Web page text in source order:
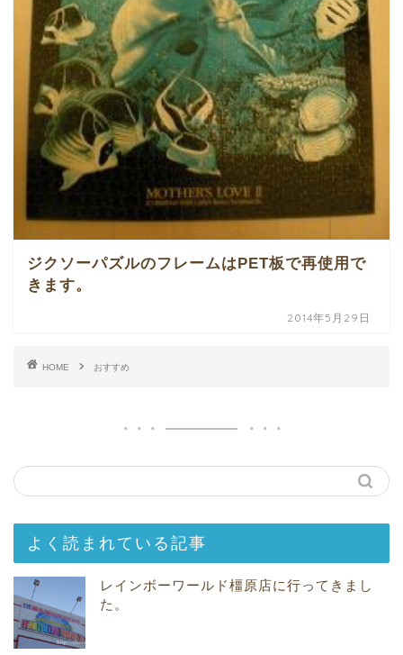
ジクソーパズルのフレームはPET板で再使用で
きます。
2014年5月29日
HOME おすすめ
よく読まれている記事
レインボーワールド橿原店に行ってきまし
た。